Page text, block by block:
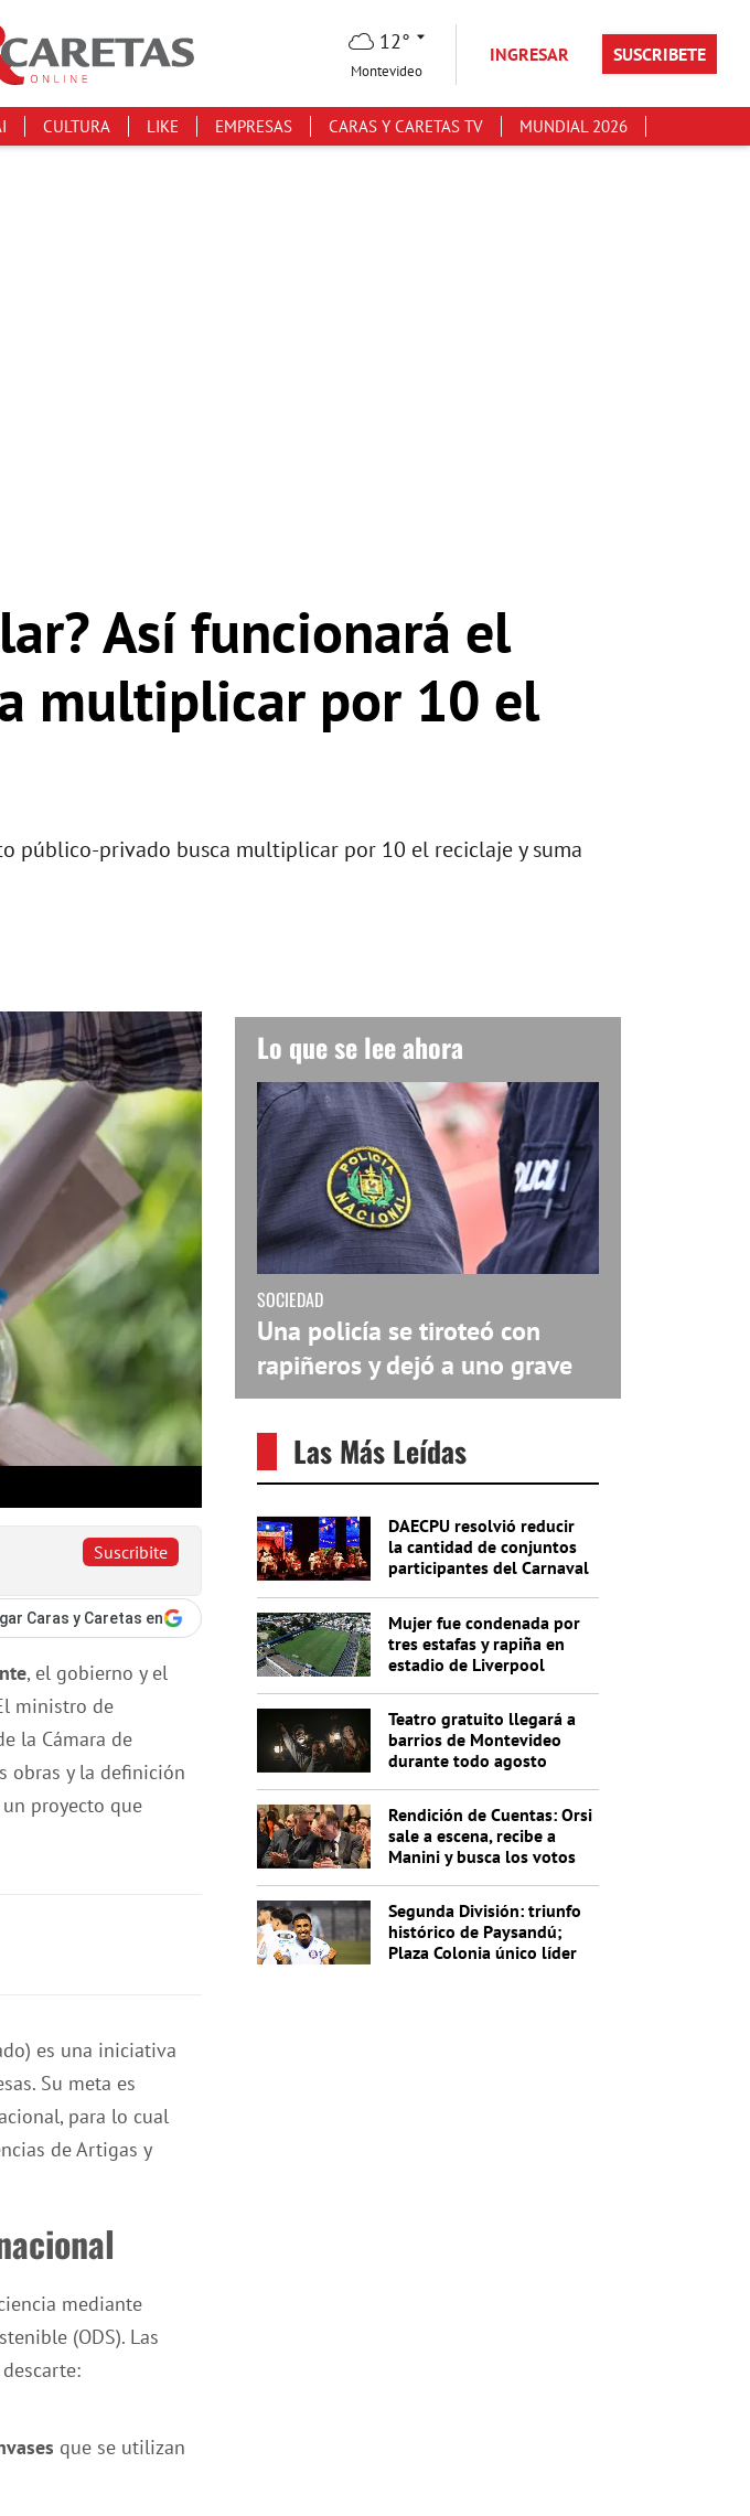
12°
Montevideo
INGRESAR SUSCRIBETE
CULTURA LIKE EMPRESAS CARAS Y CARETAS TV MUNDIAL 2026
Así funcionará el
multiplicar por 10 el
público-privado busca multiplicar por 10 el reciclaje y suma
Suscribite
Caras y Caretas en
, el gobierno y el
ministro de
la Cámara de
obras y la definición
un proyecto que
es una iniciativa
Su meta es
para lo cual
de Artigas y
mediante
(ODS). Las
que se utilizan
Lo que se lee ahora
SOCIEDAD
Una policía se tiroteó con
rapiñeros y dejó a uno grave
Las Más Leídas
DAECPU resolvió reducir
la cantidad de conjuntos
participantes del Carnaval
Mujer fue condenada por
tres estafas y rapiña en
estadio de Liverpool
Teatro gratuito llegará a
barrios de Montevideo
durante todo agosto
Rendición de Cuentas: Orsi
sale a escena, recibe a
Manini y busca los votos
Segunda División: triunfo
histórico de Paysandú;
Plaza Colonia único líder